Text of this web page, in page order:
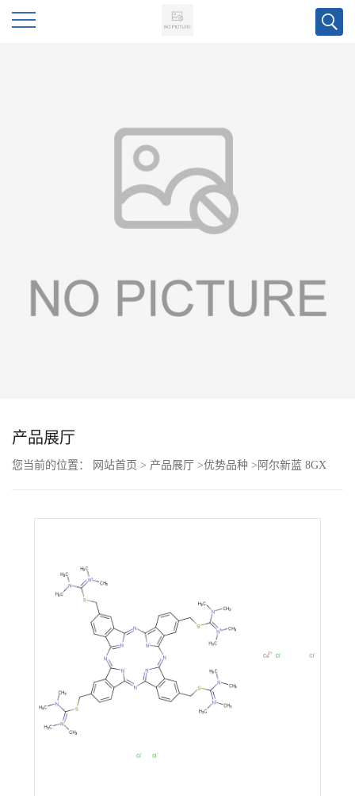
动
产品展厅
您当前的位置： 网站首页 > 产品展厅 >优势品种 > 阿尔新蓝 8GX